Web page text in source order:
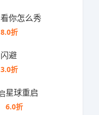
看你怎么秀
8.0折
闪避
3.0折
星球重启
6.0折